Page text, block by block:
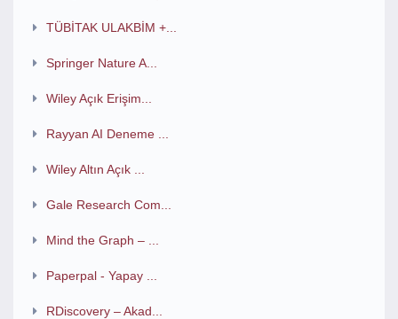
TÜBİTAK ULAKBİM +...
Springer Nature A...
Wiley Açık Erişim...
Rayyan AI Deneme ...
Wiley Altın Açık ...
Gale Research Com...
Mind the Graph – ...
Paperpal - Yapay ...
RDiscovery – Akad...